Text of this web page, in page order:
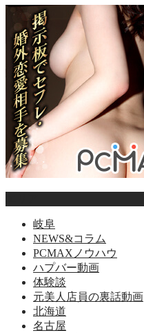
岐阜
NEWS&コラム
PCMAXノウハウ
ハプバー動画
体験談
元美人店員の裏話動画
北海道
名古屋